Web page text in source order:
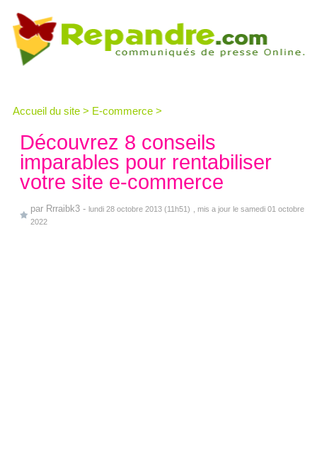
Accueil du site > E-commerce >
Découvrez 8 conseils
imparables pour rentabiliser
votre site e-commerce
par Rrraibk3 - lundi 28 octobre 2013 (11h51)
, mis a jour le samedi 01 octobre
2022